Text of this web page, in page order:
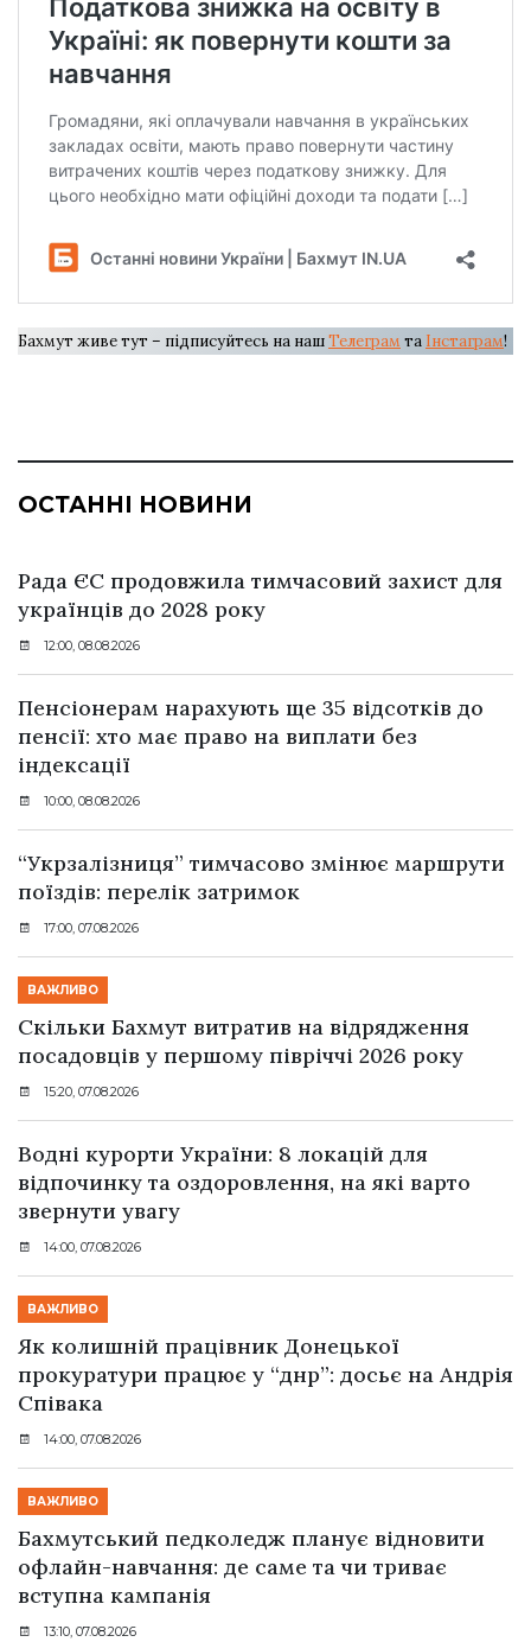
Бахмут живе тут – підписуйтесь на нашТелеграм та Інстаграм!
ОСТАННІ НОВИНИ
Рада ЄС продовжила тимчасовий захист для
українців до 2028 року
12:00, 08.08.2026
Пенсіонерам нарахують ще 35 відсотків до
пенсії: хто має право на виплати без
індексації
10:00, 08.08.2026
“Укрзалізниця” тимчасово змінює маршрути
поїздів: перелік затримок
17:00, 07.08.2026
ВАЖЛИВО
Скільки Бахмут витратив на відрядження
посадовців у першому півріччі 2026 року
15:20, 07.08.2026
Водні курорти України: 8 локацій для
відпочинку та оздоровлення, на які варто
звернути увагу
14:00, 07.08.2026
ВАЖЛИВО
Як колишній працівник Донецької
прокуратури працює у “днр”: досьє на Андрія
Співака
14:00, 07.08.2026
ВАЖЛИВО
Бахмутський педколедж планує відновити
офлайн-навчання: де саме та чи триває
вступна кампанія
13:10, 07.08.2026